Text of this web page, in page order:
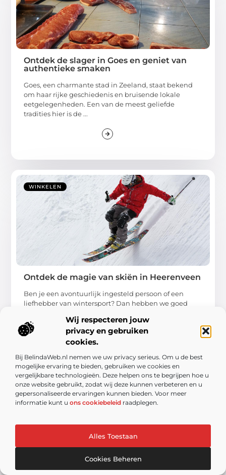
Wij respecteren jouw
privacy en gebruiken
cookies.
Bij BelindaWeb.nl nemen we uw privacy serieus. Om u de best
mogelijke ervaring te bieden, gebruiken we cookies en
vergelijkbare technologieën. Deze helpen ons te begrijpen hoe u
onze website gebruikt, zodat wij deze kunnen verbeteren en u
gepersonaliseerde ervaringen kunnen bieden. Voor meer
informatie kunt u ons cookiebeleid raadplegen.
Alles Toestaan
Cookies Beheren
Ontdek de slager in Goes en geniet van
authentieke smaken
Goes, een charmante stad in Zeeland, staat bekend
om haar rijke geschiedenis en bruisende lokale
eetgelegenheden. Een van de meest geliefde
tradities hier is de ...
WINKELEN
Ontdek de magie van skiën in Heerenveen
Ben je een avontuurlijk ingesteld persoon of een
liefhebber van wintersport? Dan hebben we goed
unieke ...
WINKELEN